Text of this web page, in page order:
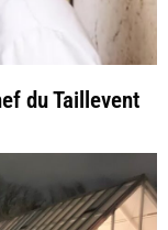
du Taillevent